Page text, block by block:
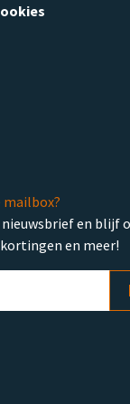
mailbox?
en blijf
en meer!